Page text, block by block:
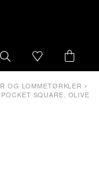
OG LOMMETØRKLER ›
SQUARE, OLIVE